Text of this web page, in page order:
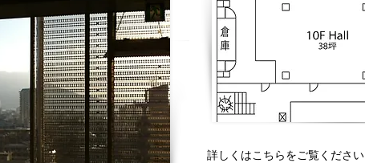
詳しくはこちらをご覧ください